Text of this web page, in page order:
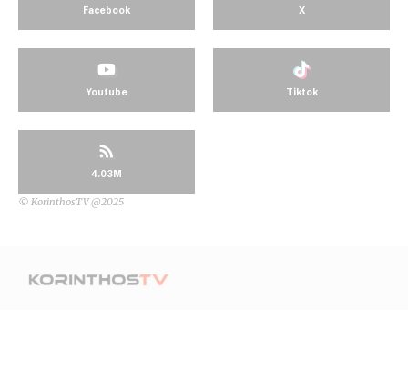
Facebook X
Youtube Tiktok
4.03M
© KorinthosTV @2025